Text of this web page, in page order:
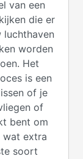
van een
die er
worden
Het
is een
of je
of
bent om
wat extra
soort